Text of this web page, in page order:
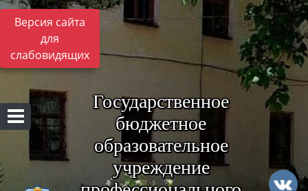
Версия сайта
для
слабовидящих
Государственное
бюджетное
образовательное
учреждение